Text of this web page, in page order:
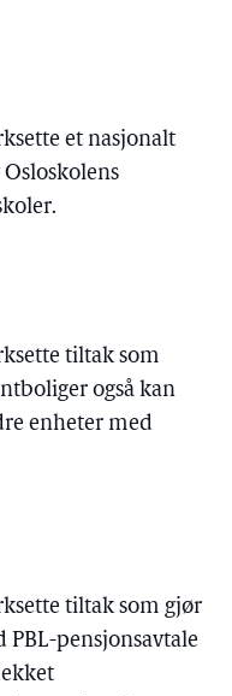
et nasjonalt
tiltak som
også kan
enheter med
tiltak som gjør
pensjonsavtale